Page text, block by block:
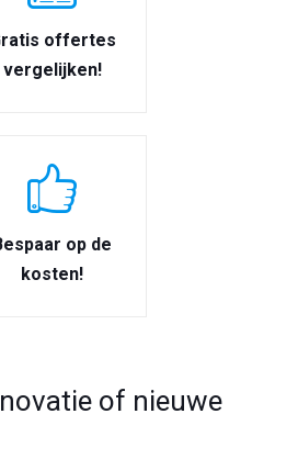
offertes
vergelijken!
op de
kosten!
of nieuwe